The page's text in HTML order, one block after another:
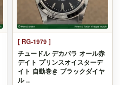
[ RG-1979 ]
チュードル デカバラ オール赤
デイト プリンスオイスターデ
イト 自動巻き ブラックダイヤ
ル ..